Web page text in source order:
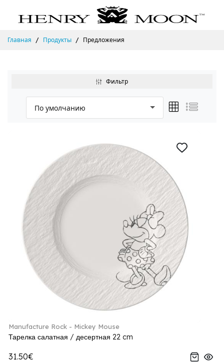
Главная Продукты Предложения
Фильтр
Manufacture Rock - Mickey Mouse
Тарелка салатная / десертная 22 cm
31.50€